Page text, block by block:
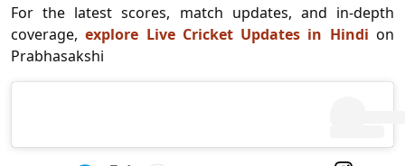
हॉ
ली
वु
ड
For the latest scores, match updates, and in-depth
coverage,explore Live Cricket Updates in Hindi on
Prabhasakshi